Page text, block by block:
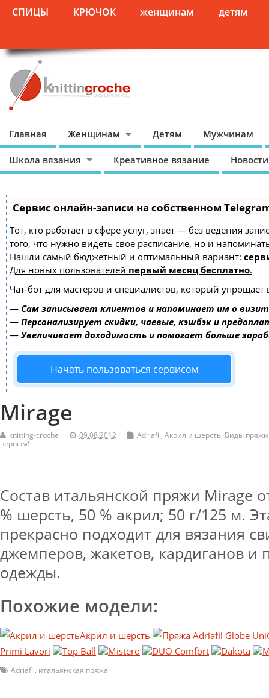
СПИЦЫ КРЮЧОК женщинам детям
Главная Женщинам Детям Мужчинам
Школа вязания Креативное вязание
Сервис онлайн-записи на собственном
Тот, кто работает в сфере услуг, знает — без ведения
того, что нужно видеть свое расписание, но и
Нашли самый бюджетный и оптимальный вариант:
Для новых пользователей первый месяц бесплатно.
Чат-бот для мастеров и специалистов, который упрощает
— Сам записывает клиентов и напоминает им о
— Персонализирует скидки, чаевые, кэшбэк и
— Увеличивает доходимость и помогает больше
Начать пользоваться сервисом
Mirage
knitting-croche 09.08.2012 Adriafil, Акрил и шерсть, Виды пряжи
первым!
Состав итальянской пряжи Mirage
% шерсть, 50 % акрил; 50 г/125 м.
прекрасно подходит для вязания
джемперов, жакетов, кардиганов и
одежды.
Похожие модели:
Акрил и шерсть
Primi Lavori
Top Ball Mistero DUO Comfort Dakota
Adriafil, итальянская пряжа